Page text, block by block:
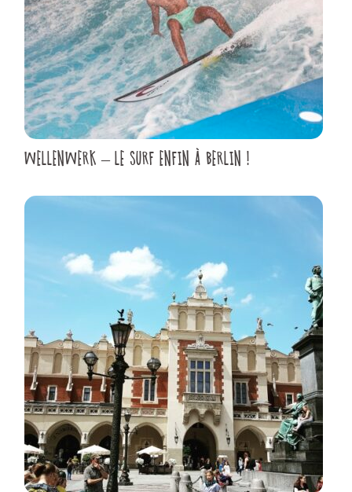
WELLENWERK – LE SURF ENFIN À BERLIN !